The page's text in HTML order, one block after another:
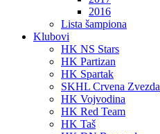
2016
Lista šampiona
Klubovi
HK NS Stars
HK Partizan
HK Spartak
SKHL Crvena Zvezda
HK Vojvodina
HK Red Team
HK Taš